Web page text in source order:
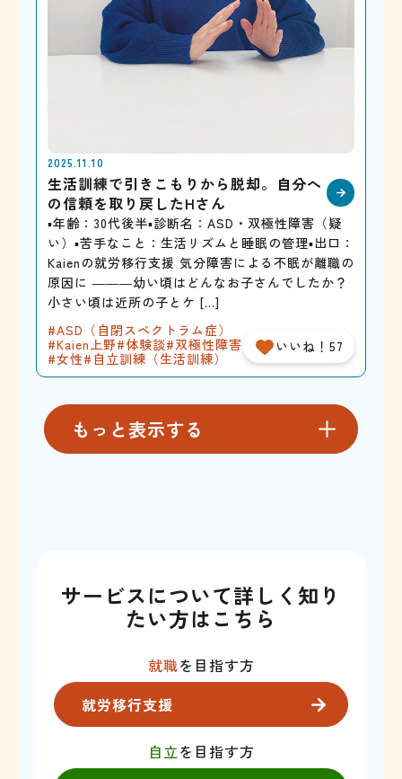
2025.11.10
生活訓練で引きこもりから脱却。自分へ
の信頼を取り戻したHさん
▪年齢：30代後半▪診断名：ASD・双極性障害（疑
い）▪苦手なこと：生活リズムと睡眠の管理▪出口：
Kaienの就労移行支援 気分障害による不眠が離職の
原因に ―――幼い頃はどんなお子さんでしたか？
小さい頃は近所の子とケ […]
ASD（自閉スペクトラム症）
Kaien上野 体験談 双極性障害
女性
自立訓練（生活訓練）
いいね！57
もっと表示する
サービスについて詳しく知り
たい方はこちら
就職を目指す方
就労移行支援
自立を目指す方